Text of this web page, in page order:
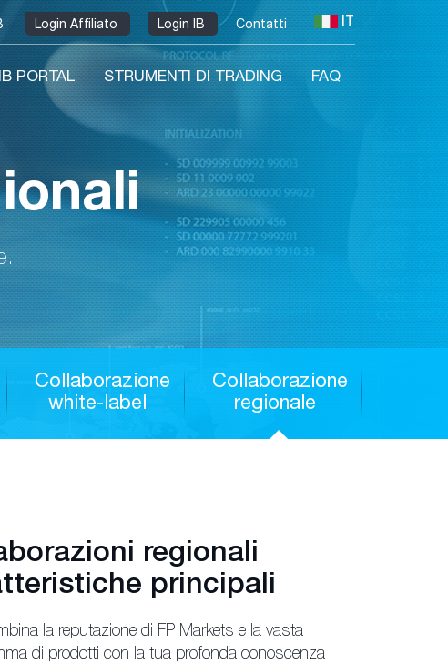
Login Affiliato Login IB Contatti IT
IB PORTAL STRUMENTI DI TRADING FAQ
Collaborazione
white-label
Collaborazione
regionale
regionali
principali
la reputazione di FP Markets e la vasta
di prodotti con la tua profonda conoscenza